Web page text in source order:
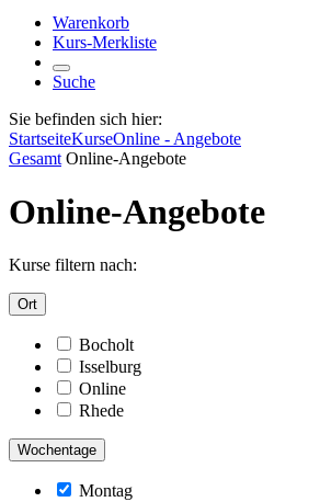
Warenkorb
Kurs-Merkliste
Suche
Sie befinden sich hier:
StartseiteKurseOnline - Angebote
Gesamt Online-Angebote
Online-Angebote
Kurse filtern nach:
Ort
Bocholt
Isselburg
Online
Rhede
Wochentage
Montag